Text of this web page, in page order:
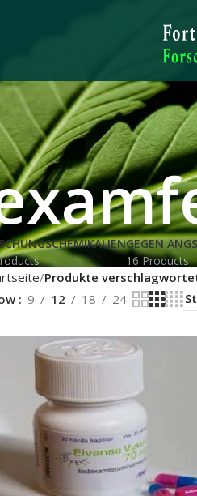
GEGEN
16 Products
Produkte
9 12 18 24